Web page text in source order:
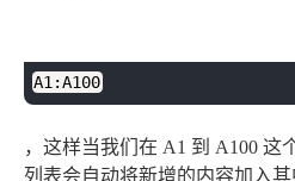
A1:A100
，这样当我们在 A1 到 A100 这
列表会自动将新增的内容加入